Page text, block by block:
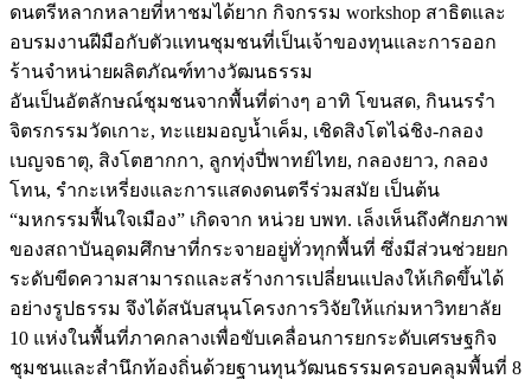
ดนตรีหลากหลายที่หาชมได้ยาก กิจกรรม workshop สาธิตและ
อบรมงานฝีมือกับตัวแทนชุมชนที่เป็นเจ้าของทุนและการออก
ร้านจำหน่ายผลิตภัณฑ์ทางวัฒนธรรม
อันเป็นอัตลักษณ์ชุมชนจากพื้นที่ต่างๆ อาทิ โขนสด, กินนรรำ
จิตรกรรมวัดเกาะ, ทะแยมอญน้ำเค็ม, เชิดสิงโตไฉ่ชิง-กลอง
เบญจธาตุ, สิงโตฮากกา, ลูกทุ่งปี่พาทย์ไทย, กลองยาว, กลอง
โทน, รำกะเหรี่ยงและการแสดงดนตรีร่วมสมัย เป็นต้น
“มหกรรมฟื้นใจเมือง” เกิดจาก หน่วย บพท. เล็งเห็นถึงศักยภาพ
ของสถาบันอุดมศึกษาที่กระจายอยู่ทั่วทุกพื้นที่ ซึ่งมีส่วนช่วยยก
ระดับขีดความสามารถและสร้างการเปลี่ยนแปลงให้เกิดขึ้นได้
อย่างรูปธรรม จึงได้สนับสนุนโครงการวิจัยให้แก่มหาวิทยาลัย
10 แห่งในพื้นที่ภาคกลางเพื่อขับเคลื่อนการยกระดับเศรษฐกิจ
ชุมชนและสำนึกท้องถิ่นด้วยฐานทุนวัฒนธรรมครอบคลุมพื้นที่ 8